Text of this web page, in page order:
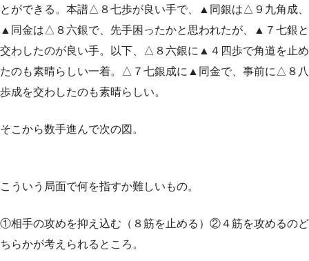
とができる。本譜△８七歩が良い手で、▲同銀は△９九角成、
▲同金は△８六銀で、先手困ったかと思われたが、▲７七銀と
交わしたのが良い手。以下、△８六銀に▲４四歩で角道を止め
たのも素晴らしい一着。△７七銀成に▲同金で、事前に△８八
歩成を交わしたのも素晴らしい。
そこから数手進んで次の図。
こういう局面で何を指すか難しいもの。
①相手の攻めを抑え込む（８筋を止める）②４筋を攻めるのど
ちらかが考えられるところ。